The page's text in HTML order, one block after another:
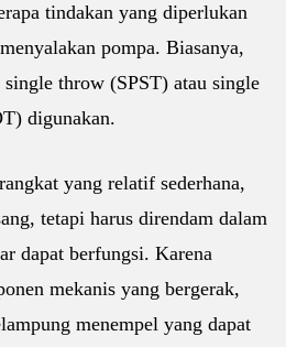
tindakan yang diperlukan
pompa. Biasanya,
throw (SPST) atau single
digunakan.
yang relatif sederhana,
tetapi harus direndam dalam
dapat berfungsi. Karena
mekanis yang bergerak,
menempel yang dapat